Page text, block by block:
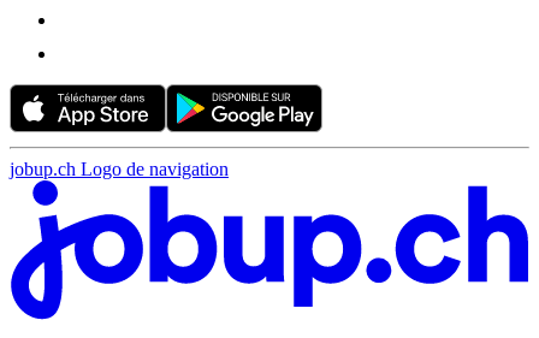
jobup.ch Logo de navigation